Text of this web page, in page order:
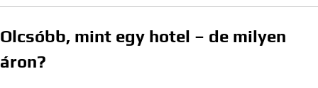
Olcsóbb, mint egy hotel – de milyen
áron?